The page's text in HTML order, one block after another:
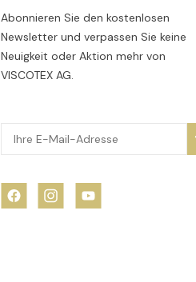
Abonnieren Sie den kostenlosen
Newsletter und verpassen Sie keine
Neuigkeit oder Aktion mehr von
VISCOTEX AG.